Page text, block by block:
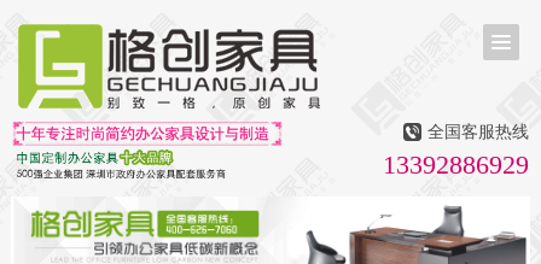
首页
茶台茶桌
多媒体会议室家具
办公屏风隔断系列
办公屏风卡位
高隔断墙 折叠屏风
组合职员台
全国客服热线
13392886929